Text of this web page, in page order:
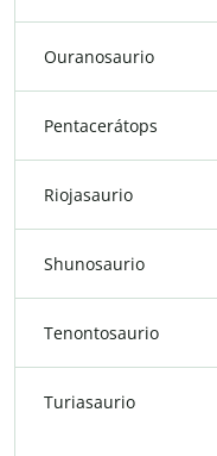
Ouranosaurio
Pentacerátops
Riojasaurio
Shunosaurio
Tenontosaurio
Turiasaurio